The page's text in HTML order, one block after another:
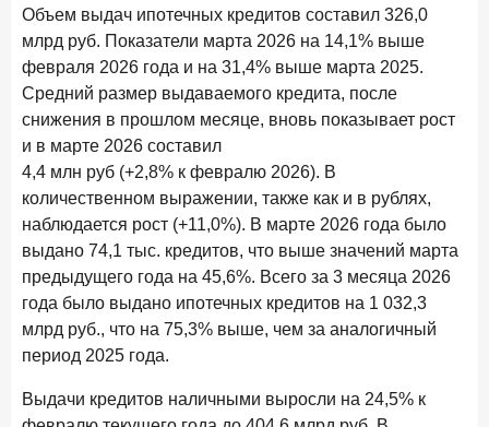
7 июля 2026 года
По итогам июня 2026 года объем выдач кредитов
составил 1 166,4 млрд руб.
3 июля 2026 года
«Скорость измеряется секундами». Новые стандарты
банковского контакт-центра
25 июня 2026 года ИССЛЕДОВАНИЕ
Ипотека в России: итоги мая 2026 года в цифрах
«Честность — индустриальный стандарт»: как банки
завоевывают лояльность private-клиентов
Итоги недели, наша трактовка основных событий
Объем выдач ипотечных кредитов составил 326,0
млрд руб. Показатели марта 2026 на 14,1% выше
февраля 2026 года и на 31,4% выше марта 2025.
Средний размер выдаваемого кредита, после
снижения в прошлом месяце, вновь показывает рост
и в марте 2026 составил
4,4 млн руб (+2,8% к февралю 2026). В
количественном выражении, также как и в рублях,
наблюдается рост (+11,0%). В марте 2026 года было
выдано 74,1 тыс. кредитов, что выше значений марта
предыдущего года на 45,6%. Всего за 3 месяца 2026
года было выдано ипотечных кредитов на 1 032,3
млрд руб., что на 75,3% выше, чем за аналогичный
период 2025 года.
Выдачи кредитов наличными выросли на 24,5% к